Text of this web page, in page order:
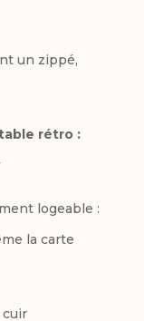
i
e
:
un zippé,
rétro :
logeable :
la carte